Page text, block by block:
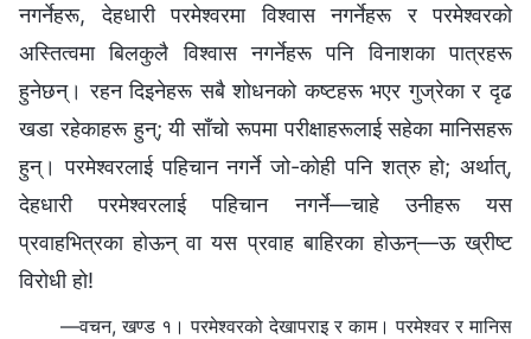
नगर्नेहरू, देहधारी परमेश्‍वरमा विश्‍वास नगर्नेहरू र परमेश्‍वरको
अस्तित्वमा बिलकुलै विश्‍वास नगर्नेहरू पनि विनाशका पात्रहरू
हुनेछन्। रहन दिइनेहरू सबै शोधनको कष्टहरू भएर गुज्रेका र दृढ
खडा रहेकाहरू हुन्; यी साँचो रूपमा परीक्षाहरूलाई सहेका मानिसहरू
हुन्। परमेश्‍वरलाई पहिचान नगर्ने जो-कोही पनि शत्रु हो; अर्थात्,
देहधारी परमेश्‍वरलाई पहिचान नगर्ने—चाहे उनीहरू यस
प्रवाहभित्रका होऊन् वा यस प्रवाह बाहिरका होऊन्—ऊ ख्रीष्ट
विरोधी हो!
—वचन, खण्ड १। परमेश्‍वरको देखापराइ र काम। परमेश्‍वर र मानिस